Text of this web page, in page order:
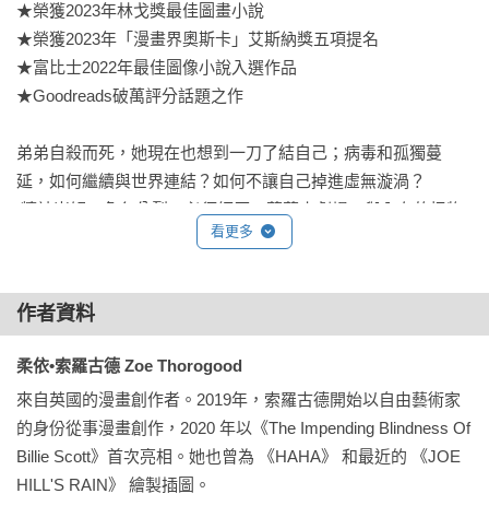
★榮獲2023年林戈獎最佳圖畫小說
★榮獲2023年「漫畫界奧斯卡」艾斯納獎五項提名
★富比士2022年最佳圖像小說入選作品
★Goodreads破萬評分話題之作
弟弟自殺而死，她現在也想到一刀了結自己；病毒和孤獨蔓
延，如何繼續與世界連結？如何不讓自己掉進虛無漩渦？
周旋，與自我的眾聲共存。
「生命就只是好經驗與壞經驗勉強湊成的集合，中間以虛空相
連
空間。
只要小心，別卡在那裡。」
索羅古德以別樹一幟的混合式畫風，刻畫了自己生命中的六個
看更多
作者資料
柔依•索羅古德 Zoe Thorogood
來自英國的漫畫創作者。2019年，索羅古德開始以自由藝術家
的身份從事漫畫創作，2020 年以《The Impending Blindness Of
Billie Scott》首次亮相。她也曾為 《HAHA》 和最近的 《JOE
HILL'S RAIN》 繪製插圖。